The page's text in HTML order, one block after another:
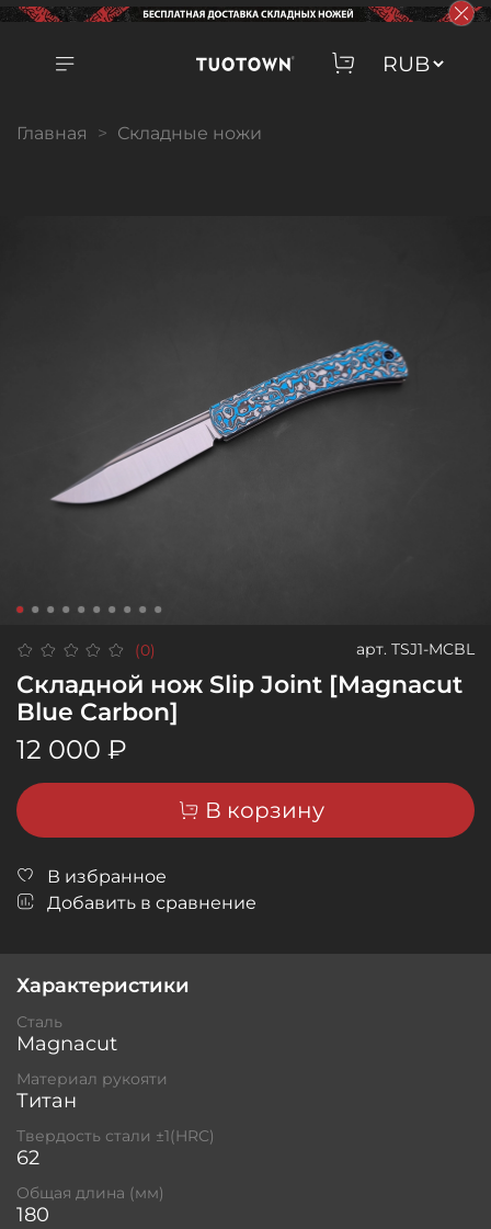
Главная Складные ножи
(0) арт. TSJ1-MCBL
Складной нож Slip Joint [Magnacut
Blue Carbon]
12 000 ₽
В корзину
В избранное
Добавить в сравнение
Характеристики
Сталь
Magnacut
Материал рукояти
Титан
Твердость стали ±1(HRC)
62
Общая длина (мм)
180